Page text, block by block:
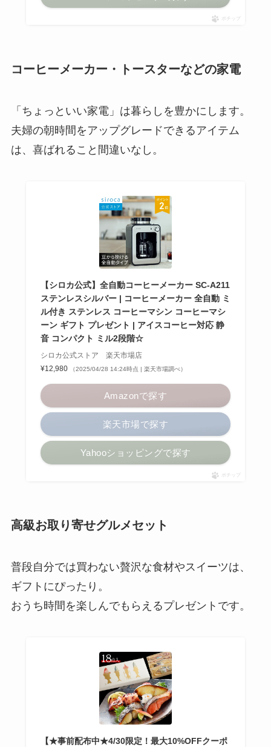
ポチップ
コーヒーメーカー・トースターなどの家電
「ちょっといい家電」は暮らしを豊かにします。
夫婦の朝時間をアップグレードできるアイテム
は、喜ばれること間違いなし。
【シロカ公式】全自動コーヒーメーカー SC-A211
ステンレスシルバー | コーヒーメーカー 全自動 ミ
ル付き ステンレス コーヒーマシン コーヒーマシ
ーン ギフト プレゼント | アイスコーヒー対応 静
音 コンパクト ミル2段階☆
シロカ公式ストア 楽天市場店
¥12,980
（2025/04/28 14:24時点 | 楽天市場調べ）
Amazonで探す
楽天市場で探す
Yahooショッピングで探す
ポチップ
高級お取り寄せグルメセット
普段自分では買わない贅沢な食材やスイーツは、
ギフトにぴったり。
おうち時間を楽しんでもらえるプレゼントです。
【★事前配布中★4/30限定！最大10%OFFクーポ